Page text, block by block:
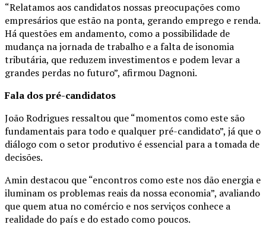
“Relatamos aos candidatos nossas preocupações como
empresários que estão na ponta, gerando emprego e renda.
Há questões em andamento, como a possibilidade de
mudança na jornada de trabalho e a falta de isonomia
tributária, que reduzem investimentos e podem levar a
grandes perdas no futuro”, afirmou Dagnoni.
Fala dos pré-candidatos
João Rodrigues ressaltou que “momentos como este são
fundamentais para todo e qualquer pré-candidato”, já que o
diálogo com o setor produtivo é essencial para a tomada de
decisões.
Amin destacou que “encontros como este nos dão energia e
iluminam os problemas reais da nossa economia”, avaliando
que quem atua no comércio e nos serviços conhece a
realidade do país e do estado como poucos.